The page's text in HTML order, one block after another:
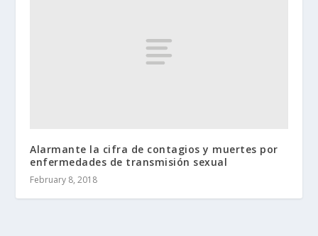
Alarmante la cifra de contagios y muertes por
enfermedades de transmisión sexual
February 8, 2018